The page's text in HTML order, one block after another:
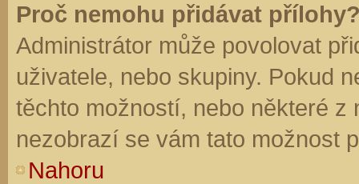
Proč nemohu přidávat
Administrátor může povolovat
uživatele, nebo skupiny. Pokud
těchto možností, nebo některé z
nezobrazí se vám tato možnost
Nahoru